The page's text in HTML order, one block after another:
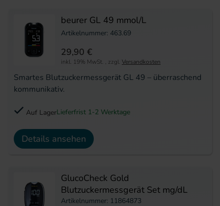
beurer GL 49 mmol/L
Artikelnummer: 463.69
Smartes Blutzuckermessgerät GL 49 – überraschend
kommunikativ.
29,90 €
inkl. 19% MwSt. , zzgl. Versandkosten
Auf LagerLieferfrist 1-2 Werktage
Details ansehen
GlucoCheck Gold
Blutzuckermessgerät Set mg/dL
Artikelnummer: 11864873